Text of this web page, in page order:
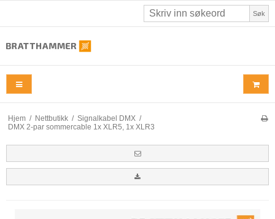
Søk
Hjem / Nettbutikk / Signalkabel DMX /
DMX 2-par sommercable 1x XLR5, 1x XLR3